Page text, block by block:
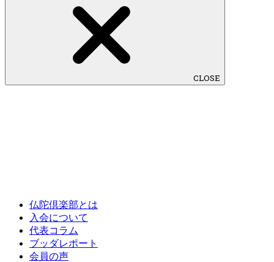
CLOSE
仏陀倶楽部とは
入会について
代表コラム
ブッダレポート
会員の声